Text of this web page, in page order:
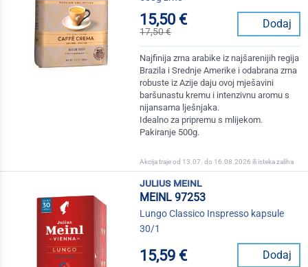
15,50 €
17,50 €
Dodaj
Najfinija zrna arabike iz najšarenijih regija
Brazila i Srednje Amerike i odabrana zrna
robuste iz Azije daju ovoj mješavini
baršunastu kremu i intenzivnu aromu s
nijansama lješnjaka.
Idealno za pripremu s mlijekom.
Pakiranje 500g.
Akcija traje od 13.07. do 16.08.2026 ili isteka zaliha
julius meinl
MEINL 97253
Lungo Classico Inspresso kapsule
30/1
15,59 € Dodaj